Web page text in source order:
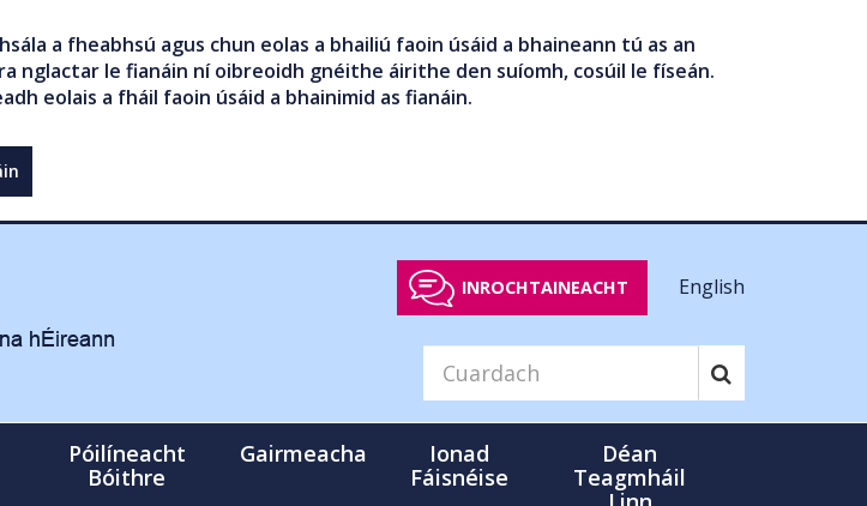
a fheabhsú agus chun eolas a bhailiú faoin úsáid a bhaineann tú as an
nglactar le fianáin ní oibreoidh gnéithe áirithe den suíomh, cosúil le físeán.
eolais a fháil faoin úsáid a bhainimid as fianáin.
INROCHTAINEACHT English
Póilíneacht
Bóithre
Gairmeacha
Ionad
Fáisnéise
Déan
Teagmháil